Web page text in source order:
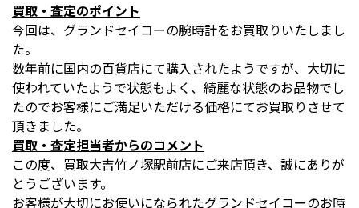
買取・査定のポイント
今回は、グランドセイコーの腕時計をお買取りいたしまし
た。
数年前に国内の百貨店にて購入されたようですが、大切に
使われていたようで状態もよく、綺麗な状態のお品物でし
たのでお客様にご満足いただける価格にてお買取りさせて
頂きました。
買取・査定担当者からのコメント
この度、買取大吉竹ノ塚駅前店にご来店頂き、誠にありが
とうございます。
お客様が大切にお使いになられたグランドセイコーのお時